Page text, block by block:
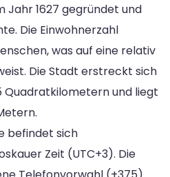
Jahr 1627 gegründet und
Die Einwohnerzahl
was auf eine relativ
Die Stadt erstreckt sich
Quadratkilometern und liegt
befindet sich
Zeit (UTC+3). Die